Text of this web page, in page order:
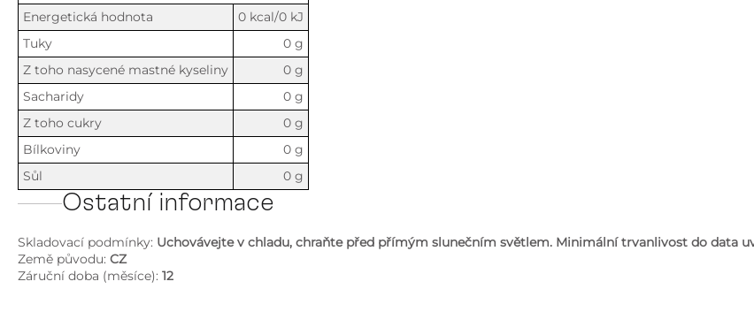
Energetická hodnota
0 kcal/0 kJ
Tuky
0 g
Z toho nasycené mastné kyseliny
0 g
Sacharidy
0 g
Z toho cukry
0 g
Bílkoviny
0 g
Sůl
0 g
Ostatní informace
Skladovací podmínky: Uchovávejte v chladu, chraňte před přímým slunečním světlem. Minimální trvanlivost do data
Země původu: CZ
Záruční doba (měsíce): 12